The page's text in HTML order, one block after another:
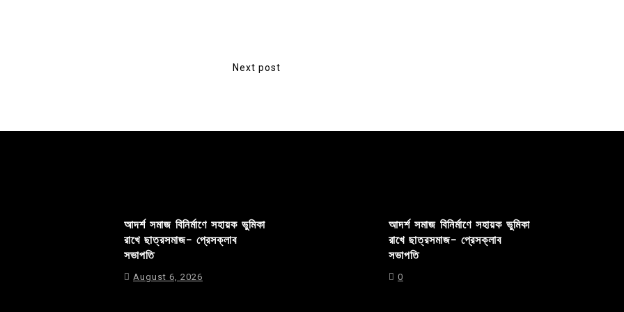
Next post
আদর্শ সমাজ বিনির্মাণে সহায়ক ভুমিকা
রাখে ছাত্রসমাজ- প্রেসক্লাব
সভাপতি
August 6, 2026
আদর্শ সমাজ বিনির্মাণে সহায়ক ভুমিকা
রাখে ছাত্রসমাজ- প্রেসক্লাব
সভাপতি
0